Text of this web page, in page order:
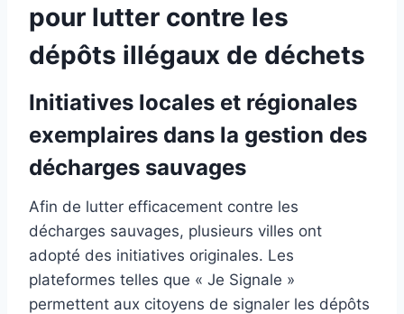
pour lutter contre les
dépôts illégaux de déchets
Initiatives locales et régionales
exemplaires dans la gestion des
décharges sauvages
Afin de lutter efficacement contre les
décharges sauvages, plusieurs villes ont
adopté des initiatives originales. Les
plateformes telles que « Je Signale »
permettent aux citoyens de signaler les dépôts